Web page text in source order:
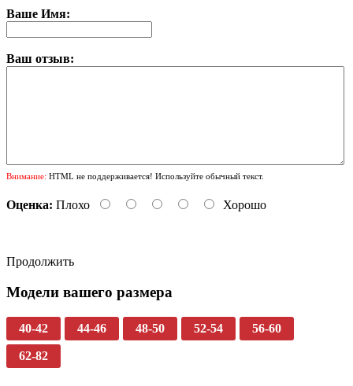
Ваше Имя:
Ваш отзыв:
Внимание: HTML не поддерживается! Используйте обычный текст.
Оценка: Плохо Хорошо
Продолжить
Модели вашего размера
40-42 44-46 48-50 52-54 56-60
62-82